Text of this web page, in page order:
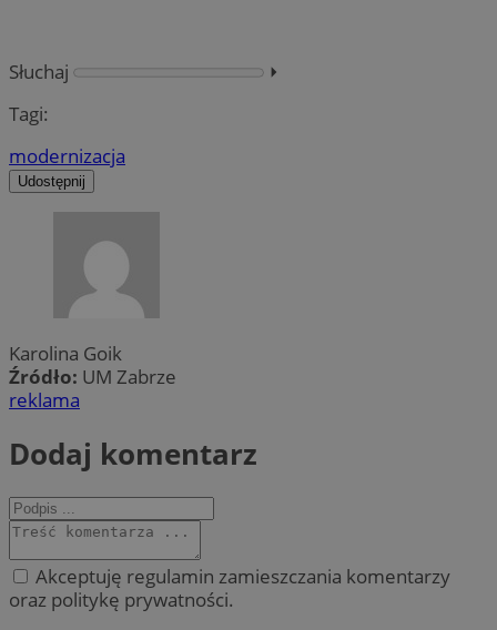
Słuchaj
⏵︎
Tagi:
modernizacja
Udostępnij
Karolina Goik
Źródło: UM Zabrze
reklama
Dodaj komentarz
Akceptuję regulamin zamieszczania komentarzy
oraz politykę prywatności.